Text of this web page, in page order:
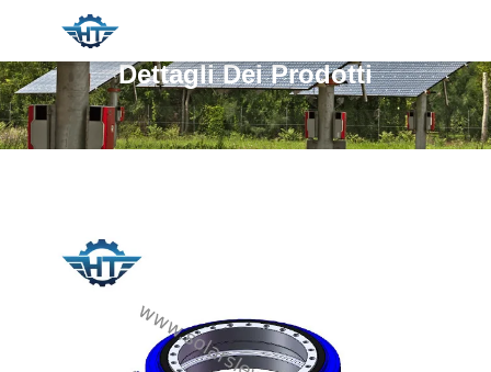
Dettagli Dei Prodotti